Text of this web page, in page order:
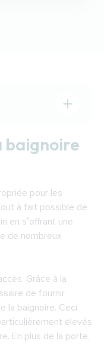
à porte ?
d’une
installer une
baignoire
pour les
à fait possible de
en s’offrant une
de nombreux
Grâce à la
de fournir
la baignoire. Ceci
élevés
En plus de la porte,